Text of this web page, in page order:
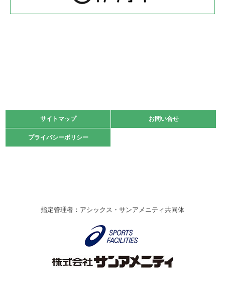
2022.05.22
緑ケ丘体育館
2021.10.23
卓球選手権大会ラージボールの部開催☆
伊丹市総合体育大会 バレーボール大会が開催されました
なわとびイベントを開催しました！
サイトマップ お問い合せ
プライバシーポリシー
サイトマップ お問い合せ
プライバシーポリシー
指定管理者：アシックス・サンアメニティ共同体